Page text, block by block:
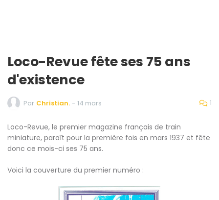
Loco-Revue fête ses 75 ans
d'existence
Par Christian. - 14 mars 1
Loco-Revue, le premier magazine français de train
miniature, paraît pour la première fois en mars 1937 et fête
donc ce mois-ci ses 75 ans.
Voici la couverture du premier numéro :